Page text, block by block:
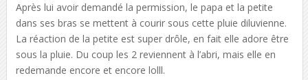
Après lui avoir demandé la permission, le papa et la petite
dans ses bras se mettent à courir sous cette pluie diluvienne.
La réaction de la petite est super drôle, en fait elle adore être
sous la pluie. Du coup les 2 reviennent à l’abri, mais elle en
redemande encore et encore lolll.